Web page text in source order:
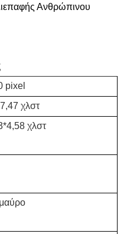
Ανθρώπινου
pixel
χλστ
χλστ